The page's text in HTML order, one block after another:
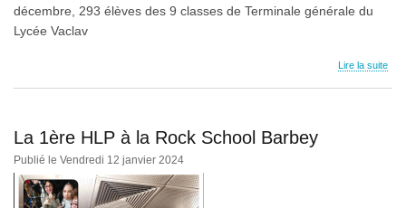
décembre, 293 élèves des 9 classes de Terminale générale du
Lycée Vaclav
Lire la suite
La 1ère HLP à la Rock School Barbey
Publié le Vendredi 12 janvier 2024